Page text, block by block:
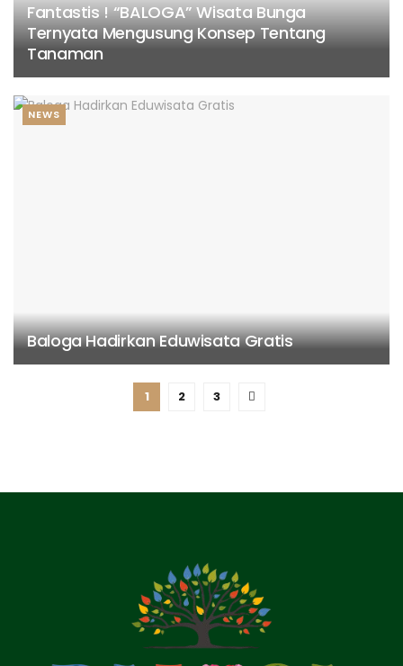
Fantastis ! “BALOGA” Wisata Bunga
Ternyata Mengusung Konsep Tentang
Tanaman
NEWS
Baloga Hadirkan Eduwisata Gratis
1 2 3